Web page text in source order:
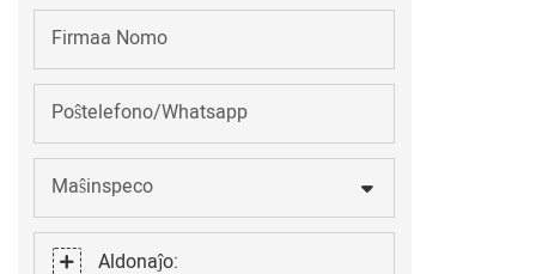
Firmaa Nomo
Poŝtelefono/Whatsapp
Maŝinspeco
Aldonaĵo: